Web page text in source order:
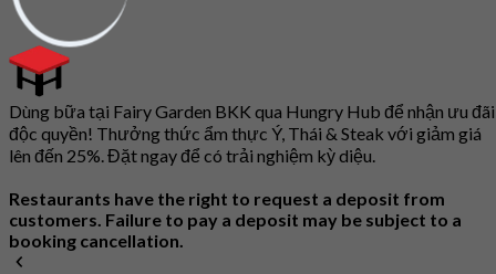
Dùng bữa tại Fairy Garden BKK qua Hungry Hub để nhận ưu đãi
độc quyền! Thưởng thức ẩm thực Ý, Thái & Steak với giảm giá
lên đến 25%. Đặt ngay để có trải nghiệm kỳ diệu.
Restaurants have the right to request a deposit from
customers. Failure to pay a deposit may be subject to a
booking cancellation.